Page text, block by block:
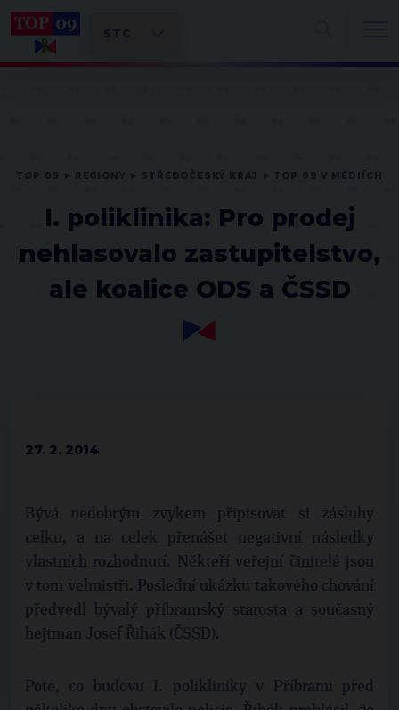
I. poliklinika: Pro prodej
nehlasovalo zastupitelstvo,
ale koalice ODS a ČSSD
27. 2. 2014
Bývá nedobrým zvykem připisovat si zásluhy
celku, a na celek přenášet negativní následky
vlastních rozhodnutí. Někteří veřejní činitelé jsou
v tom velmistři. Poslední ukázku takového chování
předvedl bývalý příbramský starosta a současný
hejtman Josef Řihák (ČSSD).
Poté, co budovu I. polikliniky v Příbrami před